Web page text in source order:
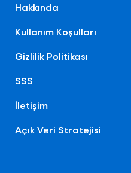
Hakkında
Kullanım Koşulları
Gizlilik Politikası
SSS
İletişim
Açık Veri Stratejisi